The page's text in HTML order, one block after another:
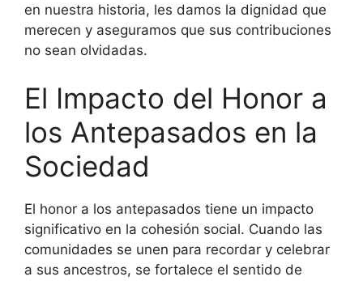
en nuestra historia, les damos la dignidad que
merecen y aseguramos que sus contribuciones
no sean olvidadas.
El Impacto del Honor a
los Antepasados en la
Sociedad
El honor a los antepasados tiene un impacto
significativo en la cohesión social. Cuando las
comunidades se unen para recordar y celebrar
a sus ancestros, se fortalece el sentido de